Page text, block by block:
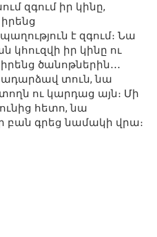
զգում իր կինը,
է զգում։ Նա
կհուզվի իր կինը ու
ծանոթներին․․․
տուն, նա
ու կարդաց այն։ Մի
հետո, նա
բան գրեց նամակի վրա։